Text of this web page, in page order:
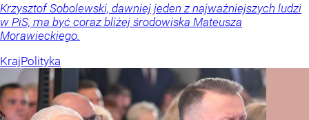
Krzysztof Sobolewski, dawniej jeden z najważniejszych ludzi
w PiS, ma być coraz bliżej środowiska Mateusza
Morawieckiego.
KrajPolityka